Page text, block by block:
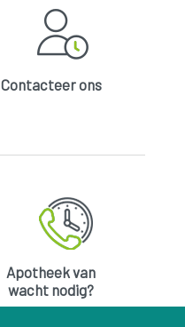
Contacteer ons
Apotheek van
wacht nodig?